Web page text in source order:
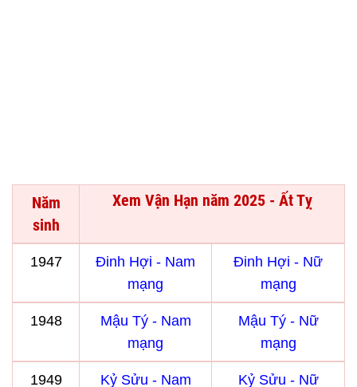
Năm
sinh
Xem Vận Hạn năm 2025 - Ất Tỵ
1947
Đinh Hợi - Nam
mạng
Đinh Hợi - Nữ
mạng
1948
Mậu Tý - Nam
mạng
Mậu Tý - Nữ
mạng
1949
Kỷ Sửu - Nam
Kỷ Sửu - Nữ